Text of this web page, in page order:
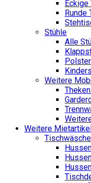
Eckige
Runde
Stühle
Alle
Weitere
Weitere
Tischwäsche